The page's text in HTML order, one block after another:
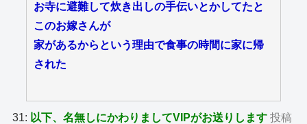
お寺に避難して炊き出しの手伝いとかしてたと
このお嫁さんが
家があるからという理由で食事の時間に家に帰
された
31: 以下、名無しにかわりましてVIPがお送りします 投稿